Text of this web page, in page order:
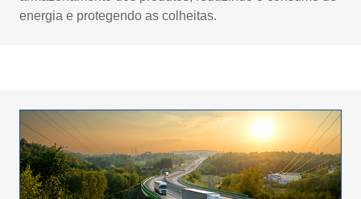
energia e protegendo as colheitas.